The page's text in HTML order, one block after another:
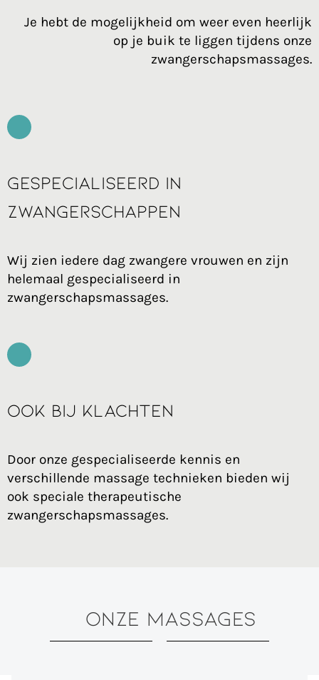
Je hebt de mogelijkheid om weer even heerlijk
op je buik te liggen tijdens onze
zwangerschapsmassages.
Gespecialiseerd in
zwangerschappen
Wij zien iedere dag zwangere vrouwen en zijn
helemaal gespecialiseerd in
zwangerschapsmassages.
Ook bij klachten
Door onze gespecialiseerde kennis en
verschillende massage technieken bieden wij
ook speciale therapeutische
zwangerschapsmassages.
ONZE Massages